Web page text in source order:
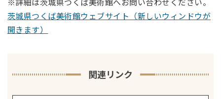
茨城県つくば美術館ウェブサイト（新しいウィンドウが
開きます）
関連リンク